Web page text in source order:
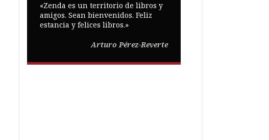
«Zenda es un territorio de libros y
amigos. Sean bienvenidos. Feliz
estancia y felices libros.»
Arturo Pérez-Reverte